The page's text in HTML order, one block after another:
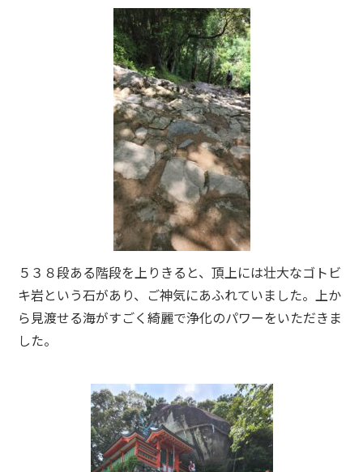
５３８段ある階段を上りきると、頂上には壮大なゴトビ
キ岩という石があり、ご神気にあふれていました。上か
ら見渡せる海がすごく綺麗で浄化のパワーをいただきま
した。